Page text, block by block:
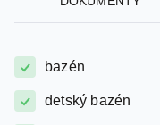
bazén
detský bazén